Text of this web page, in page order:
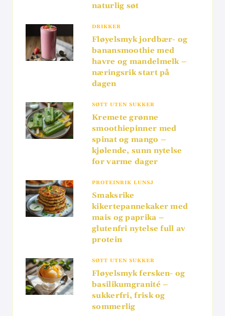
naturlig søt
DRIKKER
Fløyelsmyk jordbær- og
banansmoothie med
havre og mandelmelk –
næringsrik start på
dagen
SØTT UTEN SUKKER
Kremete grønne
smoothiepinner med
spinat og mango –
kjølende, sunn nytelse
for varme dager
PROTEINRIK LUNSJ
Smaksrike
kikertepannekaker med
mais og paprika –
glutenfri nytelse full av
protein
SØTT UTEN SUKKER
Fløyelsmyk fersken- og
basilikumgranité –
sukkerfri, frisk og
sommerlig